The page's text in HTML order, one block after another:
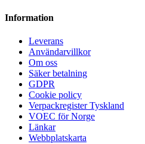
Information
Leverans
Användarvillkor
Om oss
Säker betalning
GDPR
Cookie policy
Verpackregister Tyskland
VOEC för Norge
Länkar
Webbplatskarta